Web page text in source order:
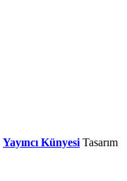
Yayıncı Künyesi Tasarım